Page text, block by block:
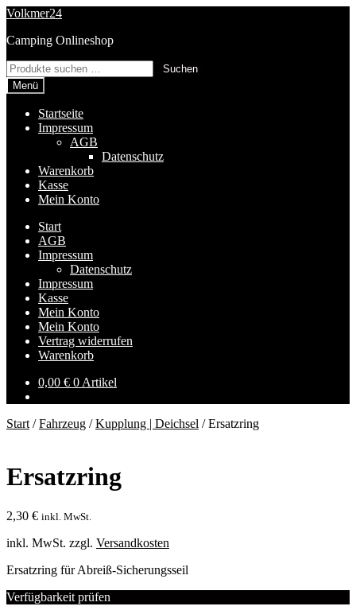
Zur
springen
Zum
springen
Volkmer24
Camping Onlineshop
Suchen
nach:
Suchen
Menü
Startseite
Impressum
AGB
Datenschutz
Warenkorb
Kasse
Mein Konto
Start
AGB
Impressum
Datenschutz
Impressum
Kasse
Mein Konto
Mein Konto
Vertrag widerrufen
Warenkorb
0,00 € 0 Artikel
Start /Fahrzeug /Kupplung | Deichsel /Ersatzring
Ersatzring
2,30 € inkl. MwSt.
inkl. MwSt. zzgl. Versandkosten
Ersatzring für Abreiß-Sicherungsseil
Verfügbarkeit prüfen